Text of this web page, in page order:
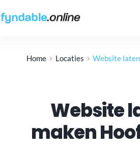
naar
de
Home Locaties Website
Website
maken